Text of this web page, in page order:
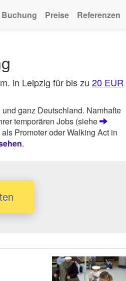
Buchung Preise Referenzen
in Leipzig für bis zu 20 EUR
ganz Deutschland. Namhafte
temporären Jobs (siehe
Promoter oder Walking Act in
.